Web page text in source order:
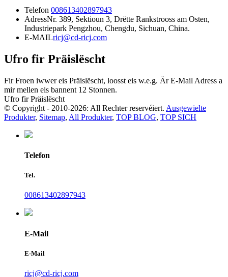
Telefon 008613402897943
AdressNr. 389, Sektioun 3, Drëtte Rankstrooss am Osten,
Industriepark Pengzhou, Chengdu, Sichuan, China.
E-MAILricj@cd-ricj.com
Ufro fir Präislëscht
Fir Froen iwwer eis Präislëscht, loosst eis w.e.g. Är E-Mail Adress a
mir mellen eis bannent 12 Stonnen.
Ufro fir Präislëscht
© Copyright - 2010-2026: All Rechter reservéiert. Ausgewielte
Produkter, Sitemap, All Produkter, TOP BLOG, TOP SICH
Telefon
Tel.
008613402897943
E-Mail
E-Mail
ricj@cd-ricj.com